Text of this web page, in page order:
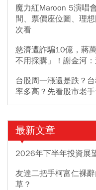
魔力紅Maroon 5演唱
間、票價座位圖、理
次看
慈濟遭詐騙10億，蔣
不用採購」！謝金河
台股周一漲還是跌？
率多高？先看股市老
最新文章
2026年下半年投資展
友達二把手柯富仁裸
草？